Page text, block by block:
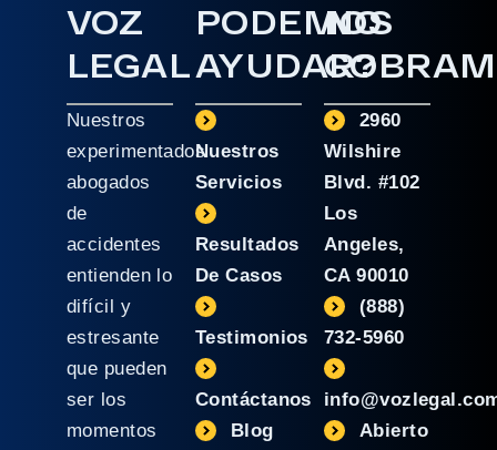
VOZ
LEGAL
Nuestros
experimentados
abogados
de
accidentes
entienden lo
difícil y
estresante
que pueden
ser los
momentos
PODEMOS
AYUDAR?
Nuestros
Servicios
Resultados
De Casos
Testimonios
Contáctanos
Blog
NO
2960
Wilshire
Blvd. #102
Los
Angeles,
CA 90010
(888)
732-5960
Abierto